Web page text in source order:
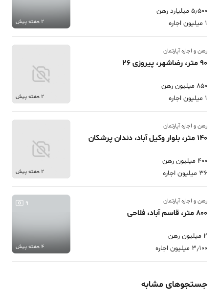
5٫500 میلیارد رهن
1 میلیون اجاره
2 هفته پیش
رهن و اجاره آپارتمان
90 متر، رضاشهر، پیروزی 26
850 میلیون رهن
1 میلیون اجاره
2 هفته پیش
رهن و اجاره آپارتمان
140 متر، بلوار وکیل آباد، دندان پرشکان
400 میلیون رهن
36 میلیون اجاره
2 هفته پیش
رهن و اجاره آپارتمان
800 متر، قاسم آباد، فلاحی
2 میلیون رهن
3٫100 میلیون اجاره
9
4 هفته پیش
جستجوهای مشابه